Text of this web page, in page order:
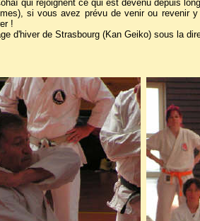
qui rejoignent ce qui est devenu depuis
si vous avez prévu de venir ou
!
d'hiver de Strasbourg (Kan Geiko) sous la